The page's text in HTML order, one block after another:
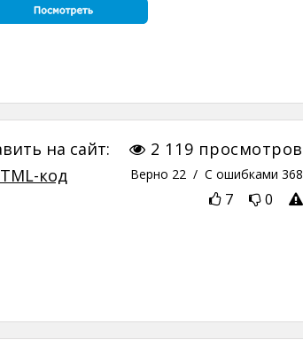
2 119 просмотров
Верно 22 / С ошибками 368
7 0
на сайт:
код